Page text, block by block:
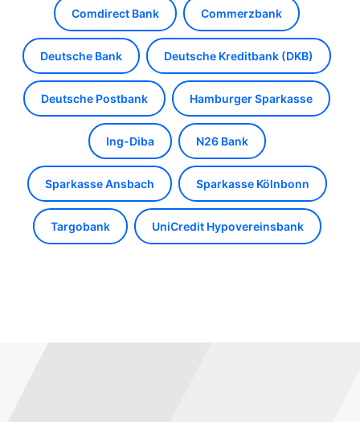
Comdirect Bank Commerzbank
Deutsche Bank Deutsche Kreditbank (DKB)
Deutsche Postbank Hamburger Sparkasse
Ing-Diba N26 Bank
Sparkasse Ansbach Sparkasse Kölnbonn
Targobank UniCredit Hypovereinsbank